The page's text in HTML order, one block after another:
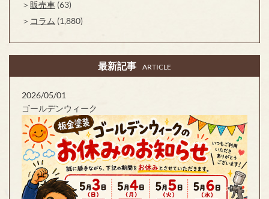
販売車 (63)
コラム (1,880)
最新記事 ARTICLE
2026/05/01
ゴールデンウィーク